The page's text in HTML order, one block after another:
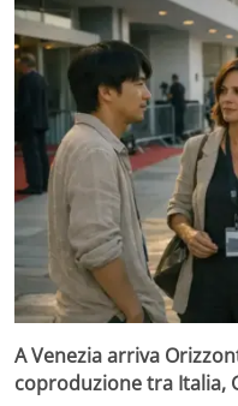
A Venezia arriva
coproduzione tra Italia,